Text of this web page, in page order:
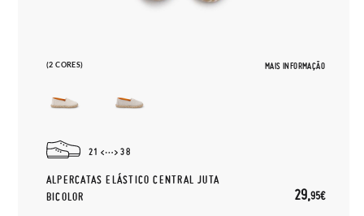
(2 CORES) MAIS INFORMAÇÃO
21 38
ALPERCATAS ELÁSTICO CENTRAL JUTA
BICOLOR
29,95€